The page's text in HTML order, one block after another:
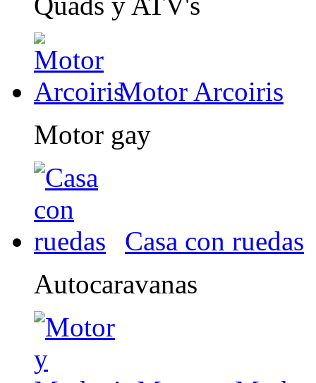
Motor Arcoiris
Motor gay
Casa con ruedas
Autocaravanas